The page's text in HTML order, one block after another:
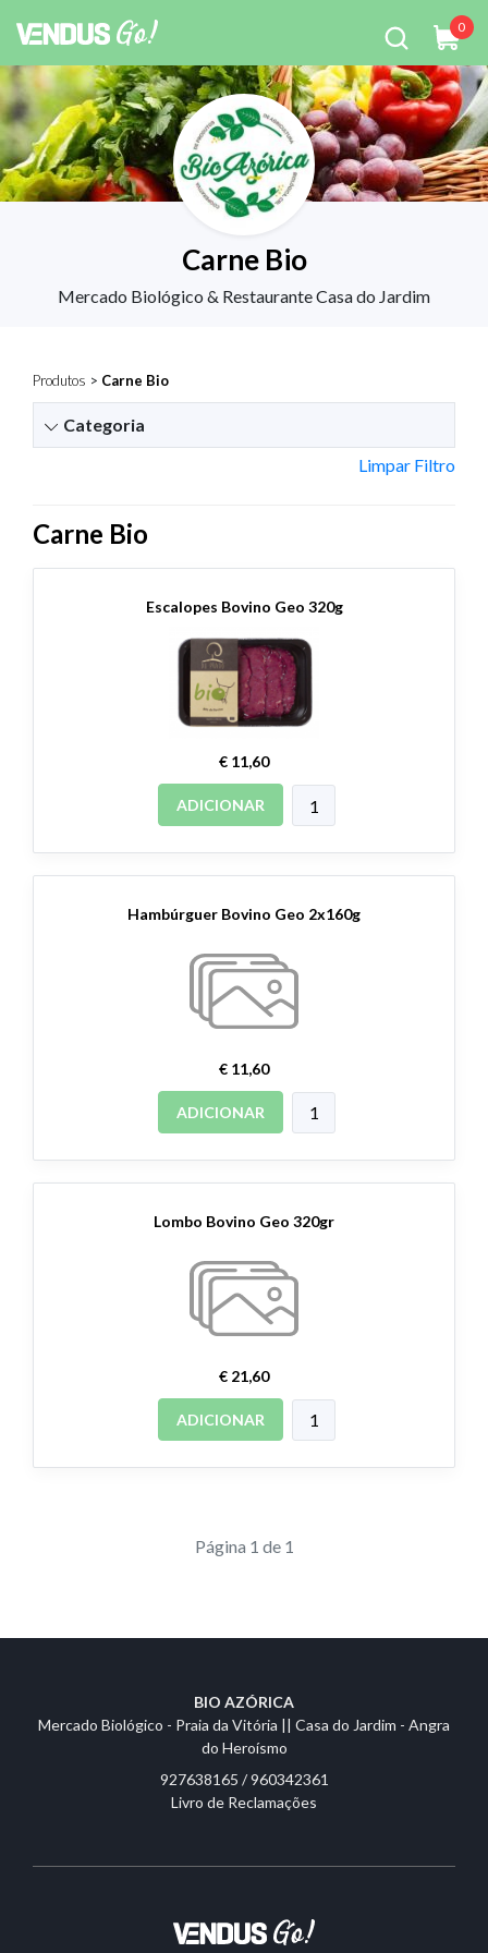
0
Carne Bio
Mercado Biológico & Restaurante Casa do Jardim
Produtos > Carne Bio
Categoria
Limpar Filtro
Carne Bio
Escalopes Bovino Geo 320g
€ 11,60
ADICIONAR
Hambúrguer Bovino Geo 2x160g
€ 11,60
ADICIONAR
Lombo Bovino Geo 320gr
€ 21,60
ADICIONAR
Página 1 de 1
BIO AZÓRICA
Mercado Biológico - Praia da Vitória || Casa do Jardim - Angra
do Heroísmo
927638165 / 960342361
Livro de Reclamações